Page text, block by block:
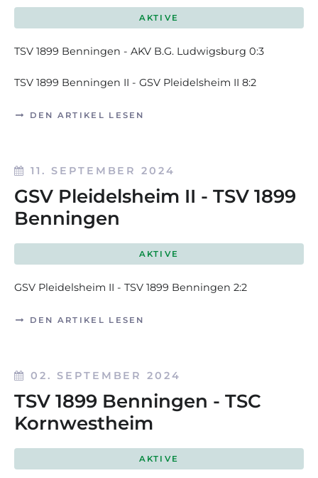
AKTIVE
TSV 1899 Benningen - AKV B.G. Ludwigsburg 0:3
TSV 1899 Benningen II - GSV Pleidelsheim II 8:2
DEN ARTIKEL LESEN
11. SEPTEMBER 2024
GSV Pleidelsheim II - TSV 1899
Benningen
AKTIVE
GSV Pleidelsheim II - TSV 1899 Benningen 2:2
DEN ARTIKEL LESEN
02. SEPTEMBER 2024
TSV 1899 Benningen - TSC
Kornwestheim
AKTIVE